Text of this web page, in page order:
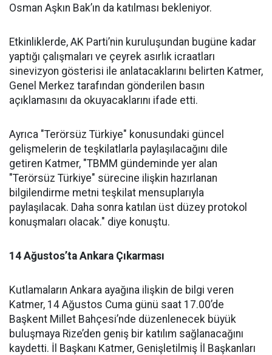
Osman Aşkın Bak’ın da katılması bekleniyor.
Etkinliklerde, AK Parti’nin kuruluşundan bugüne kadar
yaptığı çalışmaları ve çeyrek asırlık icraatları
sinevizyon gösterisi ile anlatacaklarını belirten Katmer,
Genel Merkez tarafından gönderilen basın
açıklamasını da okuyacaklarını ifade etti.
Ayrıca "Terörsüz Türkiye" konusundaki güncel
gelişmelerin de teşkilatlarla paylaşılacağını dile
getiren Katmer, "TBMM gündeminde yer alan
"Terörsüz Türkiye" sürecine ilişkin hazırlanan
bilgilendirme metni teşkilat mensuplarıyla
paylaşılacak. Daha sonra katılan üst düzey protokol
konuşmaları olacak." diye konuştu.
14 Ağustos’ta Ankara Çıkarması
Kutlamaların Ankara ayağına ilişkin de bilgi veren
Katmer, 14 Ağustos Cuma günü saat 17.00’de
Başkent Millet Bahçesi’nde düzenlenecek büyük
buluşmaya Rize’den geniş bir katılım sağlanacağını
kaydetti. İl Başkanı Katmer, Genişletilmiş İl Başkanları